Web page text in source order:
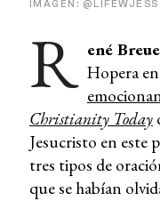
IMAGEN:
R ené
Hopera
Christianity Today
Jesucristo en este
tres tipos de
que se habían